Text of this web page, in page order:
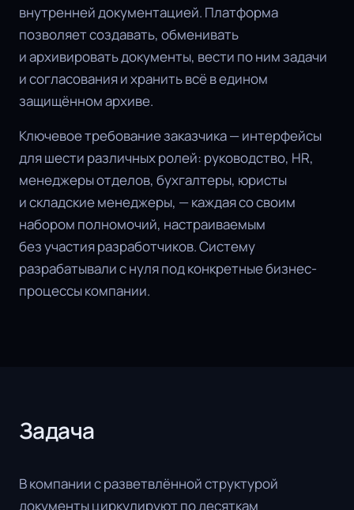
внутренней документацией. Платформа
позволяет создавать, обменивать
и архивировать документы, вести по ним задачи
и согласования и хранить всё в едином
защищённом архиве.
Ключевое требование заказчика — интерфейсы
для шести различных ролей: руководство, HR,
менеджеры отделов, бухгалтеры, юристы
и складские менеджеры, — каждая со своим
набором полномочий, настраиваемым
без участия разработчиков. Систему
разрабатывали с нуля под конкретные бизнес-
процессы компании.
Задача
В компании с разветвлённой структурой
документы циркулируют по десяткам